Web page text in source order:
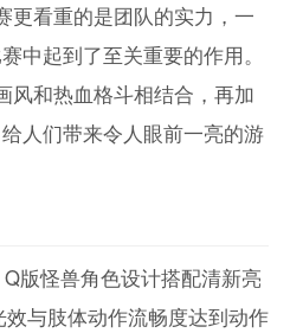
更看重的是团队的实力，一
中起到了至关重要的作用。
风和热血格斗相结合，再加
人们带来令人眼前一亮的游
版怪兽角色设计搭配清新亮
与肢体动作流畅度达到动作